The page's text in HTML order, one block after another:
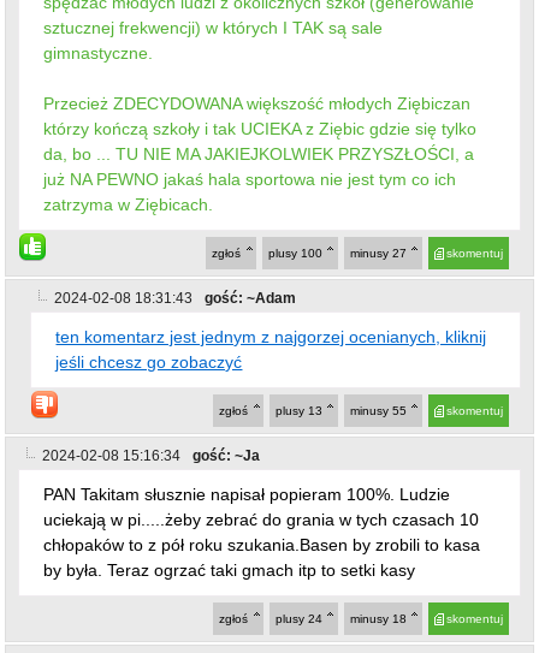
sztucznej frekwencji) w których I TAK są sale
gimnastyczne.
Przecież ZDECYDOWANA większość młodych Ziębiczan
którzy kończą szkoły i tak UCIEKA z Ziębic gdzie się tylko
da, bo ... TU NIE MA JAKIEJKOLWIEK PRZYSZŁOŚCI, a
już NA PEWNO jakaś hala sportowa nie jest tym co ich
zatrzyma w Ziębicach.
skomentuj
minusy 27
plusy 100
zgłoś
2024-02-08 18:31:43 gość: ~Adam
ten komentarz jest jednym z najgorzej ocenianych, kliknij
jeśli chcesz go zobaczyć
skomentuj
minusy 55
plusy 13
zgłoś
2024-02-08 15:16:34 gość: ~Ja
PAN Takitam słusznie napisał popieram 100%. Ludzie
uciekają w pi.....żeby zebrać do grania w tych czasach 10
chłopaków to z pół roku szukania.Basen by zrobili to kasa
by była. Teraz ogrzać taki gmach itp to setki kasy
skomentuj
minusy 18
plusy 24
zgłoś